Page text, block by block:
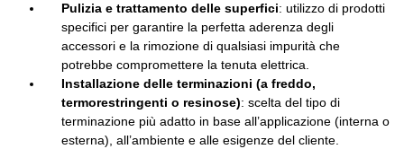
Pulizia e trattamento delle superfici: utilizzo di prodotti
specifici per garantire la perfetta aderenza degli
accessori e la rimozione di qualsiasi impurità che
potrebbe compromettere la tenuta elettrica.
Installazione delle terminazioni (a freddo,
termorestringenti o resinose): scelta del tipo di
terminazione più adatto in base all’applicazione (interna o
esterna), all’ambiente e alle esigenze del cliente.